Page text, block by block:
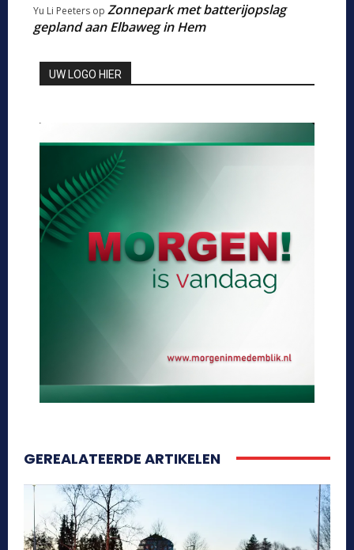
Yu Li Peeters op Zonnepark met batterijopslag
gepland aan Elbaweg in Hem
UW LOGO HIER
GEREALATEERDE ARTIKELEN